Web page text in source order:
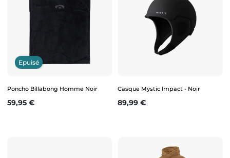
Epuisé
Poncho Billabong Homme Noir
Prix
59,95 €
Casque Mystic Impact - Noir
Prix
89,99 €